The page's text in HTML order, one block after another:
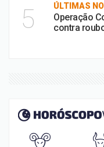
5 ÚLTIMAS
Operação
contra